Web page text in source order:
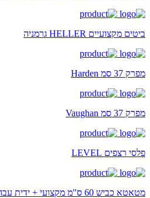
ביטים מקצועיים HELLER גרמניה
מפרק 37 סמ Harden
מפרק 37 סמ Vaughan
פלסי רצפים LEVEL
מטאטא כביש 60 ס"מ מקצועי + ידית עבה